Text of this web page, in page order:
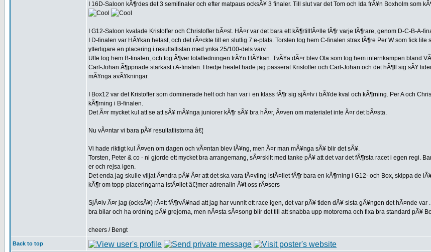
I 16D-Saloon kÃ¶rdes det 3 semifinaler och efter matpaus ocksÃ¥ 3 finaler. Till slut var det Tom och Ida frÃ¥n Boxholm som
I G12-Saloon kvalade Kristoffer och Christoffer bÃ¤st. HÃ¤r var det bara ett kÃ¶rtillfÃ¤lle fÃ¶r varje fÃ¶rare, genom D-C-B-A-
I D-finalen var HÃ¥kan hetast, och det rÃ¤ckte till en slutlig 7:e-plats. Torsten tog hem C-finalen strax fÃ¶re Per W som fick
ytterligare en placering i resultatlistan med ynka 25/100-dels varv.
Uffe tog hem B-finalen, och tog Ã¶ver totalledningen frÃ¥n HÃ¥kan. TvÃ¥a dÃ¤r blev Ola som tog hem internkampen bland
Carl-Johan Ã¶ppnade starkast i A-finalen. I tredje heatet hade jag passerat Kristoffer och Carl-Johan och det hÃ¶ll sig sÃ¥
mÃ¥nga avÃ¥kningar.
I Box12 var det Kristoffer som dominerade helt och han var i en klass fÃ¶r sig sjÃ¤lv i bÃ¥de kval och kÃ¶rning. Per A och
kÃ¶rning i B-finalen.
Det Ã¤r mycket kul att se att sÃ¥ mÃ¥nga juniorer kÃ¶r sÃ¥ bra hÃ¤r, Ã¤ven om materialet inte Ã¤r det bÃ¤sta.
Nu vÃ¤ntar vi bara pÃ¥ resultatlistorna â€¦
Vi hade riktigt kul Ã¤ven om dagen och vÃ¤ntan blev lÃ¥ng, men Ã¤r man mÃ¥nga sÃ¥ blir det sÃ¥.
Torsten, Peter & co - ni gjorde ett mycket bra arrangemang, sÃ¤rskilt med tanke pÃ¥ att det var det fÃ¶rsta racet i egen regi.
er och rejsa igen.
Det enda jag skulle viljat Ã¤ndra pÃ¥ Ã¤r att det ska vara tÃ¤vling istÃ¤llet fÃ¶r bara en kÃ¶rning i G12- och Box, skippa de
kÃ¶r om topp-placeringarna istÃ¤llet â€¦mer adrenalin Ã¥t oss rÃ¤sers
SjÃ¤lv Ã¤r jag (ocksÃ¥) rÃ¤tt fÃ¶rvÃ¥nad att jag har vunnit ett race igen, det var pÃ¥ tiden dÃ¥ sista gÃ¥ngen det hÃ¤nde var
bra bilar och ha ordning pÃ¥ grejorna, men nÃ¤sta sÃ¤song blir det till att snabba upp motorerna och fixa bra standard pÃ¥
cheers / Bengt
Back to top